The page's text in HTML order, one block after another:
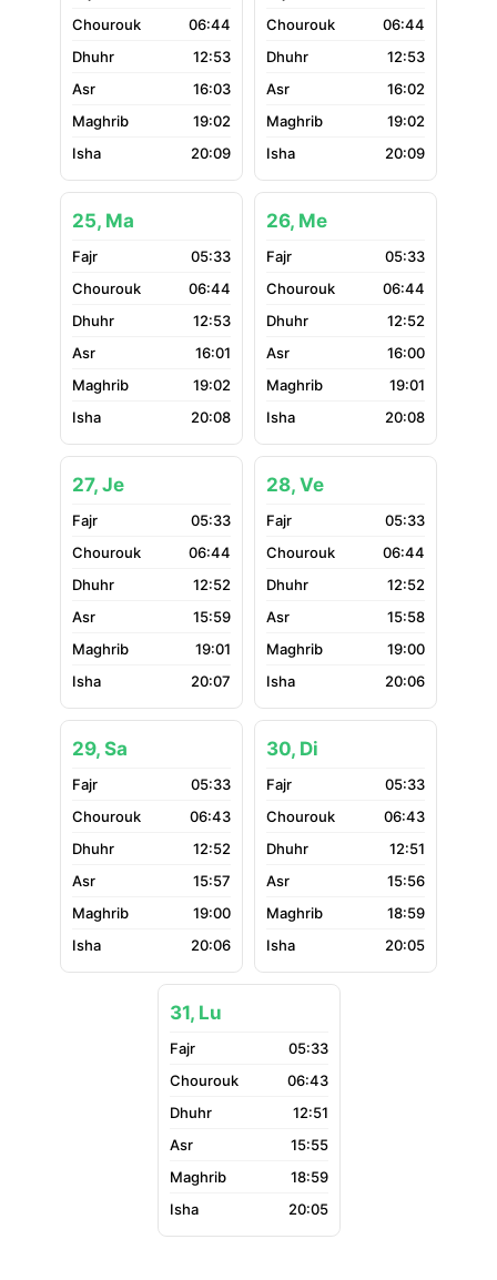
06:44
12:53
16:03
19:02
20:09
06:44
12:53
16:02
19:02
20:09
25, Ma
05:33
06:44
12:53
16:01
19:02
20:08
26, Me
05:33
06:44
12:52
16:00
19:01
20:08
27, Je
05:33
06:44
12:52
15:59
19:01
20:07
28, Ve
05:33
06:44
12:52
15:58
19:00
20:06
29, Sa
05:33
06:43
12:52
15:57
19:00
20:06
30, Di
05:33
06:43
12:51
15:56
18:59
20:05
31, Lu
05:33
06:43
12:51
15:55
18:59
20:05